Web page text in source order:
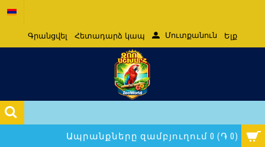
Գրանցվել Հետադարձ կապ Մուտքանուն Ելք
Ապրանքները զամբյուղում 0 (֏ 0)